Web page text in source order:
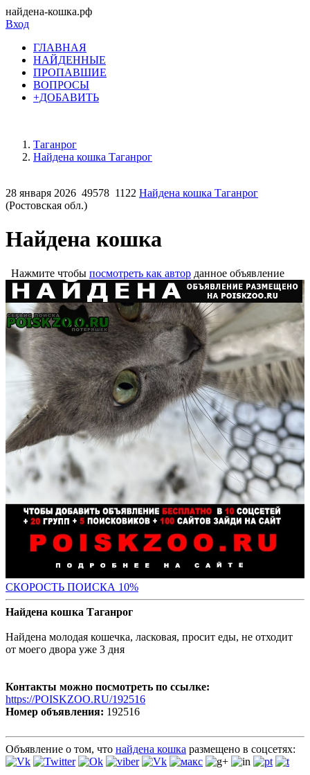
найдена-кошка.рф
Вход
ГЛАВНАЯ
НАЙДЕННЫЕ
ПРОПАВШИЕ
ВОПРОСЫ
+ДОБАВИТЬ
Таганрог
Найдена кошка Таганрог
28 января 2026 49578 1122 Найдена кошка Таганрог
(Ростовская обл.)
Найдена кошка
Нажмите чтобы посмотреть как автор данное объявление
СКОРОСТЬ ПОИСКА 10%
Найдена кошка Таганрог
Найдена молодая кошечка, ласковая, просит еды, не отходит
от моего двора уже 3 дня
Контакты можно посмотреть по ссылке:
https://POISKZOO.RU/192516
Номер объявления: 192516
Объявление о том, что найдена кошка размещено в соцсетях: